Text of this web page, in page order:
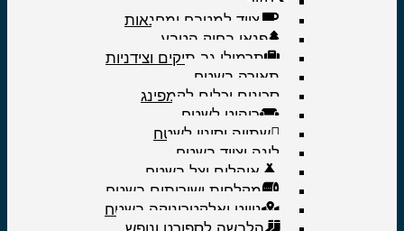
ציוד למטבח ומחנאות
פנאי בחיק הטבע
תרמילי גב תיקים וצידניות
תאורה בשטח
סכינים וכלים לקמפינג
ריהוט לשטח
שתייה וסינון לשטח
לינה וציוד בשטח
אוהלים וצל בשטח
מקלחות ושירותים בשטח
ניווט ואלקטרוניקה בשטח